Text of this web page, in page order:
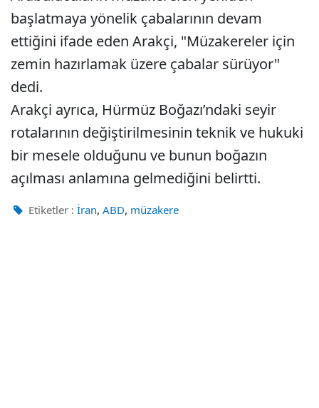
başlatmaya yönelik çabalarının devam
ettiğini ifade eden Arakçi, "Müzakereler için
zemin hazırlamak üzere çabalar sürüyor"
dedi.
Arakçi ayrıca, Hürmüz Boğazı’ndaki seyir
rotalarının değiştirilmesinin teknik ve hukuki
bir mesele olduğunu ve bunun boğazın
açılması anlamına gelmediğini belirtti.
Etiketler : İran, ABD, müzakere